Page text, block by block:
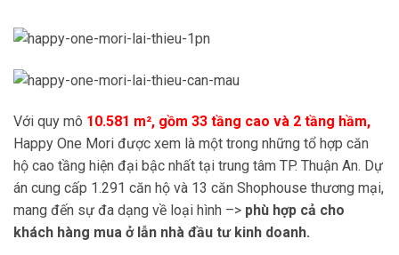
Với quy mô 10.581 m², gồm 33 tầng cao và 2 tầng hầm,
Happy One Mori được xem là một trong những tổ hợp căn
hộ cao tầng hiện đại bậc nhất tại trung tâm TP. Thuận An. Dự
án cung cấp 1.291 căn hộ và 13 căn Shophouse thương mại,
mang đến sự đa dạng về loại hình –> phù hợp cả cho
khách hàng mua ở lẫn nhà đầu tư kinh doanh.